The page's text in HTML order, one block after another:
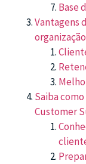
Base
Vantagens
organização
Saiba
Customer